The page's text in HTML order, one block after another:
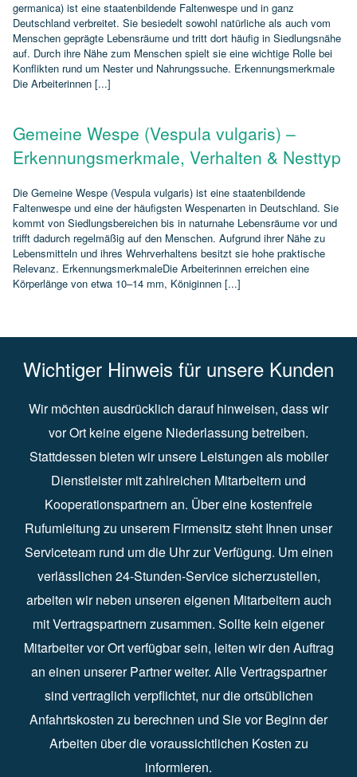
germanica) ist eine staatenbildende Faltenwespe und in ganz
Deutschland verbreitet. Sie besiedelt sowohl natürliche als auch vom
Menschen geprägte Lebensräume und tritt dort häufig in Siedlungsnähe
auf. Durch ihre Nähe zum Menschen spielt sie eine wichtige Rolle bei
Konflikten rund um Nester und Nahrungssuche. Erkennungsmerkmale
Die Arbeiterinnen [...]
Gemeine Wespe (Vespula vulgaris) –
Erkennungsmerkmale, Verhalten & Nesttyp
Die Gemeine Wespe (Vespula vulgaris) ist eine staatenbildende
Faltenwespe und eine der häufigsten Wespenarten in Deutschland. Sie
kommt von Siedlungsbereichen bis in naturnahe Lebensräume vor und
trifft dadurch regelmäßig auf den Menschen. Aufgrund ihrer Nähe zu
Lebensmitteln und ihres Wehrverhaltens besitzt sie hohe praktische
Relevanz. ErkennungsmerkmaleDie Arbeiterinnen erreichen eine
Körperlänge von etwa 10–14 mm, Königinnen [...]
Wichtiger Hinweis für unsere Kunden
Wir möchten ausdrücklich darauf hinweisen, dass wir
vor Ort keine eigene Niederlassung betreiben.
Stattdessen bieten wir unsere Leistungen als mobiler
Dienstleister mit zahlreichen Mitarbeitern und
Kooperationspartnern an. Über eine kostenfreie
Rufumleitung zu unserem Firmensitz steht Ihnen unser
Serviceteam rund um die Uhr zur Verfügung. Um einen
verlässlichen 24-Stunden-Service sicherzustellen,
arbeiten wir neben unseren eigenen Mitarbeitern auch
mit Vertragspartnern zusammen. Sollte kein eigener
Mitarbeiter vor Ort verfügbar sein, leiten wir den Auftrag
an einen unserer Partner weiter. Alle Vertragspartner
sind vertraglich verpflichtet, nur die ortsüblichen
Anfahrtskosten zu berechnen und Sie vor Beginn der
Arbeiten über die voraussichtlichen Kosten zu
informieren.